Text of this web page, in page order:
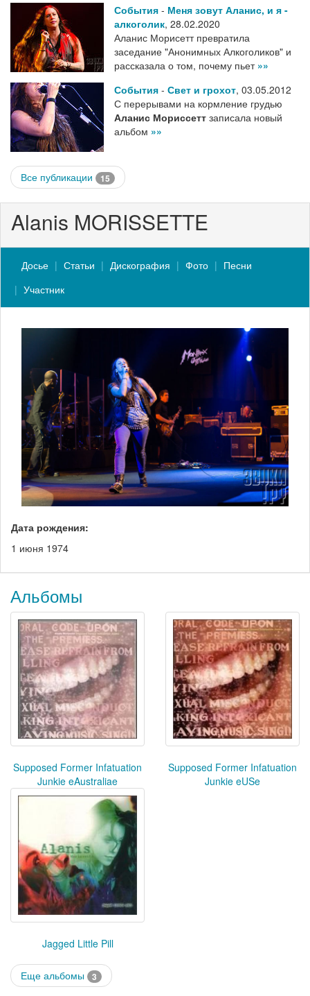
События - Меня зовут Аланис, и я -
алкоголик, 28.02.2020
Аланис Морисетт превратила
заседание "Анонимных Алкоголиков" и
рассказала о том, почему пьет »»
События - Свет и грохот, 03.05.2012
С перерывами на кормление грудью
Аланис Мориссетт записала новый
альбом »»
Все публикации 15
Alanis MORISSETTE
Досье Статьи Дискография Фото
Песни
Участник
Дата рождения:
1 июня 1974
Альбомы
Supposed Former Infatuation
Junkie eAustraliae
Supposed Former Infatuation
Junkie eUSe
Jagged Little Pill
Еще альбомы 3